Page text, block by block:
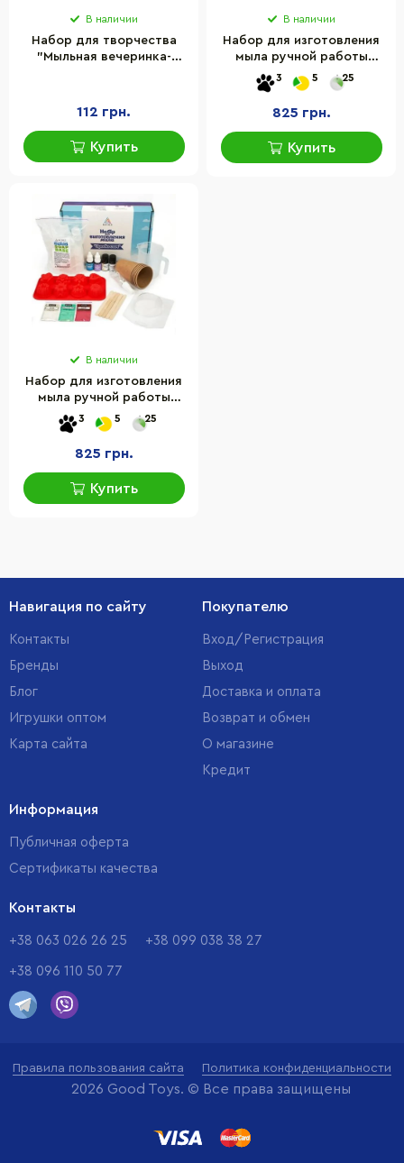
В наличии
Набор для творчества
"Мыльная вечеринка-
и игрушка
112 грн.
Купить
В наличии
Набор для изготовления
мыла ручной работы
Массажный Alexes SBM-
007
3 5 25
825 грн.
Купить
В наличии
Набор для изготовления
мыла ручной работы
Сделай сам Alexes SBM-
006
3 5 25
825 грн.
Купить
Навигация по сайту
Контакты
Бренды
Блог
Игрушки оптом
Карта сайта
Покупателю
Вход/Регистрация
Выход
Доставка и оплата
Возврат и обмен
О магазине
Кредит
Информация
Публичная оферта
Сертификаты качества
Контакты
+38 063 026 26 25 +38 099 038 38 27
+38 096 110 50 77
Правила пользования сайта Политика конфиденциальности
2026 Good Toys. © Все права защищены